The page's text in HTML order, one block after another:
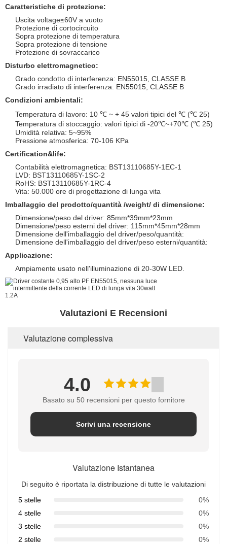
Caratteristiche di protezione:
Uscita voltage≤60V a vuoto
Protezione di cortocircuito
Sopra protezione di temperatura
Sopra protezione di tensione
Protezione di sovraccarico
Disturbo elettromagnetico:
Grado condotto di interferenza: EN55015, CLASSE B
Grado irradiato di interferenza: EN55015, CLASSE B
Condizioni ambientali:
Temperatura di lavoro: 10 ℃ ~ + 45 valori tipici del ℃ (℃ 25)
Temperatura di stoccaggio: valori tipici di -20℃~+70℃ (℃ 25)
Umidità relativa: 5~95%
Pressione atmosferica: 70-106 KPa
Certification&life:
Contabilità elettromagnetica: BST13110685Y-1EC-1
LVD: BST13110685Y-1SC-2
RoHS: BST13110685Y-1RC-4
Vita: 50.000 ore di progettazione di lunga vita
Imballaggio del prodotto/quantità /weight/ di dimensione:
Dimensione/peso del driver: 85mm*39mm*23mm
Dimensione/peso esterni del driver: 115mm*45mm*28mm
Dimensione dell'imballaggio del driver/peso/quantità:
Dimensione dell'imballaggio del driver/peso esterni/quantità:
Applicazione:
Ampiamente usato nell'illuminazione di 20-30W LED.
Valutazioni E Recensioni
Valutazione complessiva
4.0
Basato su 50 recensioni per questo fornitore
Scrivi una recensione
Valutazione Istantanea
Di seguito è riportata la distribuzione di tutte le valutazioni
5 stelle
0%
4 stelle
0%
3 stelle
0%
2 stelle
0%